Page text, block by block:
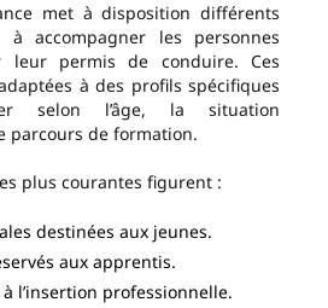
met à disposition différents
à accompagner les personnes
leur permis de conduire. Ces
à des profils spécifiques
selon l’âge, la situation
parcours de formation.
plus courantes figurent :
destinées aux jeunes.
aux apprentis.
l’insertion professionnelle.